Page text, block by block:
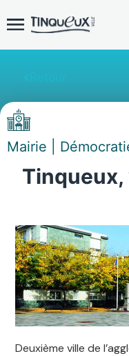
Mairie |
Deuxième ville de